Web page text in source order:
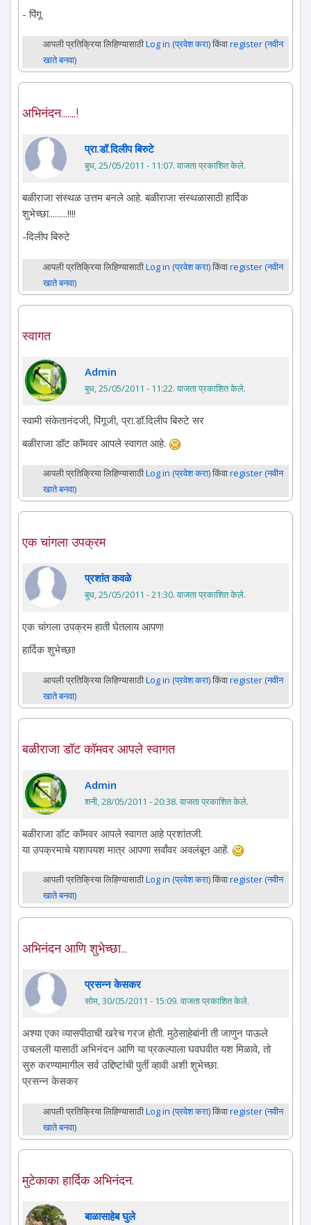
- पिंगू
आपली प्रतिक्रिया लिहिण्यासाठीLog in (प्रवेश करा)किंवाregister (नवीन
खाते बनवा)
अभिनंदन.......!
प्रा.डॉ.दिलीप बिरुटे
बुध, 25/05/2011 - 11:07. वाजता प्रकाशित केले.
बळीराजा संस्थळ उत्तम बनले आहे. बळीराजा संस्थळासाठी हार्दिक
शुभेच्छा.........!!!!
-दिलीप बिरुटे
आपली प्रतिक्रिया लिहिण्यासाठीLog in (प्रवेश करा)किंवाregister (नवीन
खाते बनवा)
स्वागत
Admin
बुध, 25/05/2011 - 11:22. वाजता प्रकाशित केले.
स्वामी संकेतानंदजी, पिंगूजी, प्रा.डॉ.दिलीप बिरुटे सर
बळीराजा डॉट कॉमवर आपले स्वागत आहे.
आपली प्रतिक्रिया लिहिण्यासाठीLog in (प्रवेश करा)किंवाregister (नवीन
खाते बनवा)
एक चांगला उपक्रम
प्रशांत कवळे
बुध, 25/05/2011 - 21:30. वाजता प्रकाशित केले.
एक चांगला उपक्रम हाती घेतलाय आपण!
हार्दिक शुभेच्छा!
आपली प्रतिक्रिया लिहिण्यासाठीLog in (प्रवेश करा)किंवाregister (नवीन
खाते बनवा)
बळीराजा डॉट कॉमवर आपले स्वागत
Admin
शनी, 28/05/2011 - 20:38. वाजता प्रकाशित केले.
बळीराजा डॉट कॉमवर आपले स्वागत आहे प्रशांतजी.
या उपक्रमाचे यशापयश मात्र आपणा सर्वांवर अवलंबून आहें.
आपली प्रतिक्रिया लिहिण्यासाठीLog in (प्रवेश करा)किंवाregister (नवीन
खाते बनवा)
अभिनंदन आणि शुभेच्छा...
प्रसन्न केसकर
सोम, 30/05/2011 - 15:09. वाजता प्रकाशित केले.
अश्या एका व्यासपीठाची खरेच गरज होती. मुठेसाहेबांनी ती जाणुन पाऊले
उचलली यासाठी अभिनंदन आणि या प्रकल्पाला घवघवीत यश मिळावे, तो
सुरु करण्यामागील सर्व उद्दिष्टांची पुर्ती व्हावी अशी शुभेच्छा.
प्रसन्न केसकर
आपली प्रतिक्रिया लिहिण्यासाठीLog in (प्रवेश करा)किंवाregister (नवीन
खाते बनवा)
मुटेकाका हार्दिक अभिनंदन.
बाळासाहेब घुले